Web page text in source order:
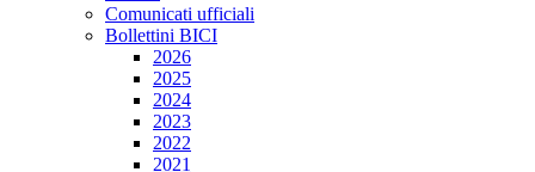
Comunicati ufficiali
Bollettini BICI
2026
2025
2024
2023
2022
2021